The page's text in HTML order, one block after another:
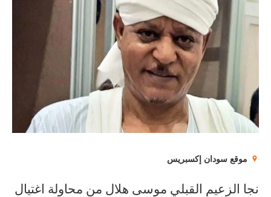
موقع سودان إكسبريس
نجا الزعيم القبلي موسى هلال من محاولة اغتيال